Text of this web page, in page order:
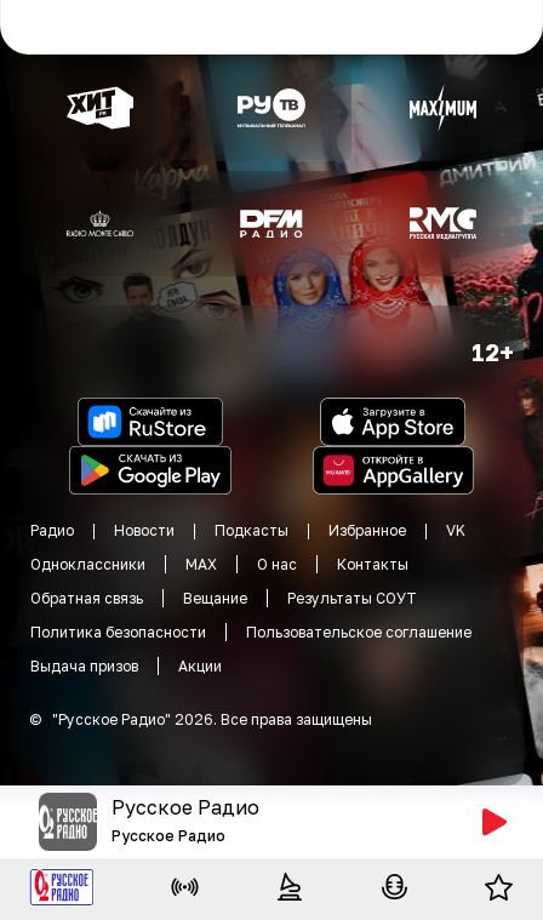
12+
Радио Новости Подкасты Избранное
VK
Одноклассники
MAX О нас
Контакты
Обратная связь
Вещание
Результаты СОУТ
Политика безопасности
Пользовательское соглашение
Выдача призов
Акции
© "Русское Радио" 2026. Все права защищены
Русское Радио
Русское Радио